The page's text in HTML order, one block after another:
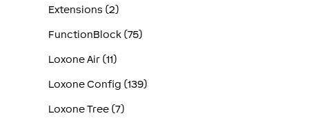
Extensions (2)
FunctionBlock (75)
Loxone Air (11)
Loxone Config (139)
Loxone Tree (7)